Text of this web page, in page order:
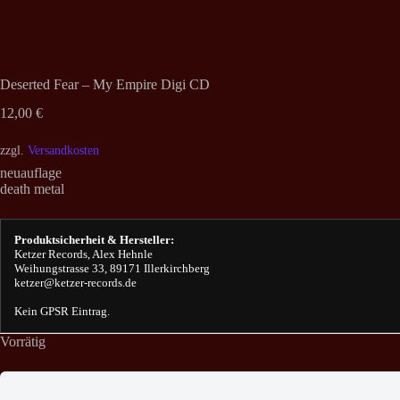
Deserted Fear – My Empire Digi CD
12,00 €
zzgl. Versandkosten
neuauflage
death metal
Produktsicherheit & Hersteller:
Ketzer Records, Alex Hehnle
Weihungstrasse 33, 89171 Illerkirchberg
ketzer@ketzer-records.de
Kein GPSR Eintrag.
Vorrätig